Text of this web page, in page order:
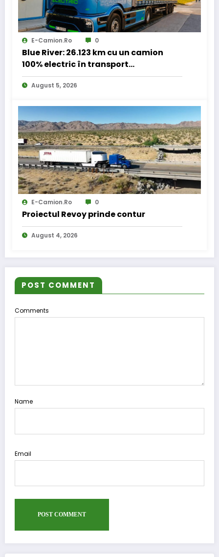
E-Camion.ro 0
Blue River: 26.123 km cu un camion
100% electric în transport
internațional
August 5, 2026
E-Camion.ro 0
Proiectul Revoy prinde contur
August 4, 2026
POST COMMENT
Comments
Name
Email